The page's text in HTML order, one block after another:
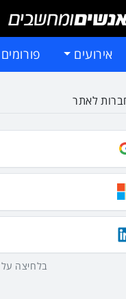
אירועים פורומים
לאתר
בלחיצה על Google, Microsoft וLinkedIn באמצעות הכפתורים שלמעלה אתם מסכימים ל